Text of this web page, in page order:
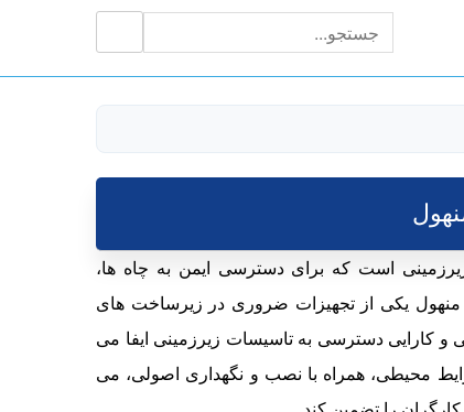
جستجو
برای:
است که برای دسترسی ایمن به چاه ها،
یکی از تجهیزات ضروری در زیرساخت های
کارایی دسترسی به تاسیسات زیرزمینی ایفا می
محیطی، همراه با نصب و نگهداری اصولی، می